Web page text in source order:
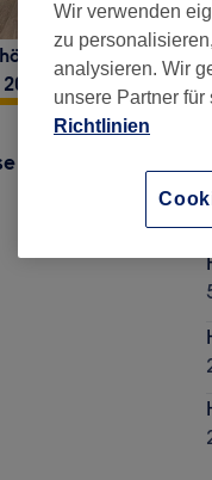
, 10781
Wir verwenden
zu
analysieren. Wir
unsere Partner
Richtlinien